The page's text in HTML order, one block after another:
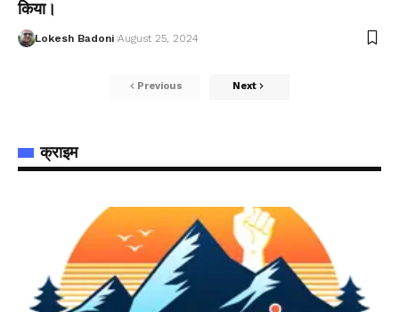
किया।
Lokesh Badoni August 25, 2024
Previous Next
क्राइम